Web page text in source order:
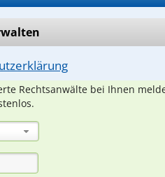
Rechtsanwälte bei Ihnen